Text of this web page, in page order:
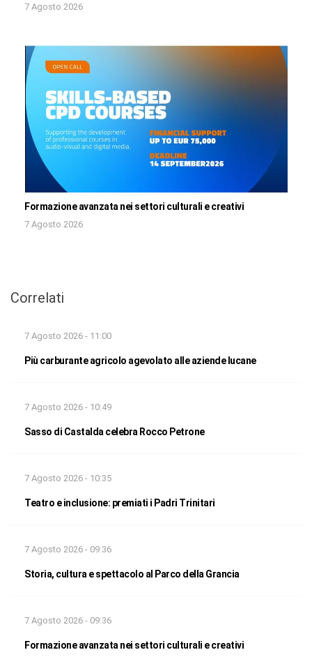
7 Agosto 2026
Formazione avanzata nei settori culturali e creativi
7 Agosto 2026
Correlati
7 Agosto 2026 - 11:00
Più carburante agricolo agevolato alle aziende lucane
7 Agosto 2026 - 10:49
Sasso di Castalda celebra Rocco Petrone
7 Agosto 2026 - 10:35
Teatro e inclusione: premiati i Padri Trinitari
7 Agosto 2026 - 09:36
Storia, cultura e spettacolo al Parco della Grancia
7 Agosto 2026 - 09:36
Formazione avanzata nei settori culturali e creativi